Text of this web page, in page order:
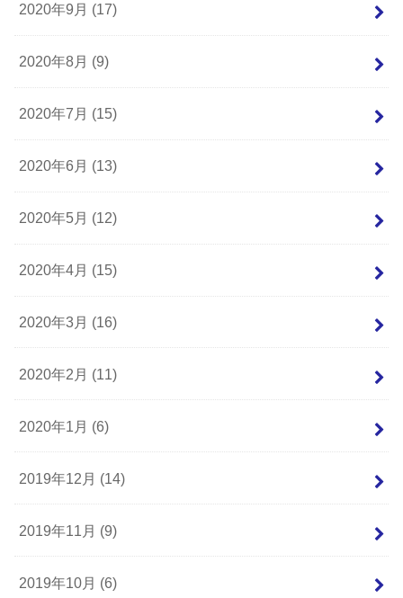
2020年9月 (17)
2020年8月 (9)
2020年7月 (15)
2020年6月 (13)
2020年5月 (12)
2020年4月 (15)
2020年3月 (16)
2020年2月 (11)
2020年1月 (6)
2019年12月 (14)
2019年11月 (9)
2019年10月 (6)